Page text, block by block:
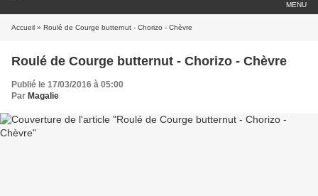
MENU
Accueil » Roulé de Courge butternut - Chorizo - Chèvre
Roulé de Courge butternut - Chorizo - Chèvre
Publié le 17/03/2016 à 05:00
Par Magalie